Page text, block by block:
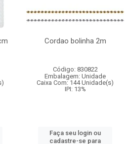
Cordao bolinha 2m
Código: 830822
Embalagem: Unidade
Caixa Com: 144 Unidade(s)
IPI: 13%
Faça seu login ou
cadastre-se para